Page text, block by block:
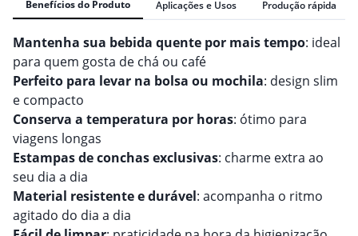
Benefícios do Produto Aplicações e Usos Produção rápida
Mantenha sua bebida quente por mais tempo: ideal
para quem gosta de chá ou café
Perfeito para levar na bolsa ou mochila: design slim
e compacto
Conserva a temperatura por horas: ótimo para
viagens longas
Estampas de conchas exclusivas: charme extra ao
seu dia a dia
Material resistente e durável: acompanha o ritmo
agitado do dia a dia